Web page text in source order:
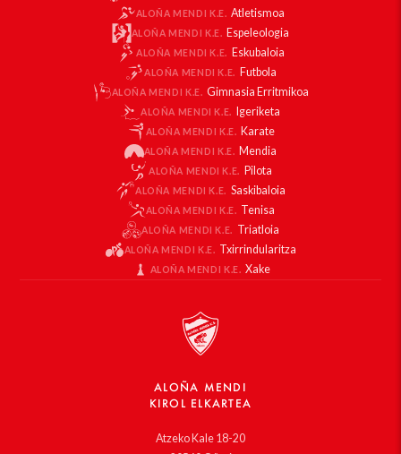
ALOÑA MENDI K.E. Atletismoa
ALOÑA MENDI K.E. Espeleologia
ALOÑA MENDI K.E. Eskubaloia
ALOÑA MENDI K.E. Futbola
ALOÑA MENDI K.E. Gimnasia Erritmikoa
ALOÑA MENDI K.E. Igeriketa
ALOÑA MENDI K.E. Karate
ALOÑA MENDI K.E. Mendia
ALOÑA MENDI K.E. Pilota
ALOÑA MENDI K.E. Saskibaloia
ALOÑA MENDI K.E. Tenisa
ALOÑA MENDI K.E. Triatloia
ALOÑA MENDI K.E. Txirrindularitza
ALOÑA MENDI K.E. Xake
ALOÑA MENDI
KIROL ELKARTEA
Atzeko Kale 18-20